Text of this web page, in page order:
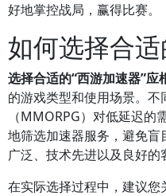
好地掌控战局，赢得比赛。
如何选择合
选择合适的“西游加速器”应
的游戏类型和使用场景。
（MMORPG）对低延迟
地筛选加速器服务，避免盲
广泛、技术先进以及良好的
在实际选择过程中，建议